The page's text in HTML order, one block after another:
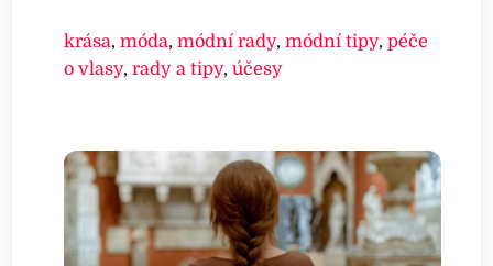
krása,móda,módní rady,módní tipy,péče
o vlasy,rady a tipy,účesy